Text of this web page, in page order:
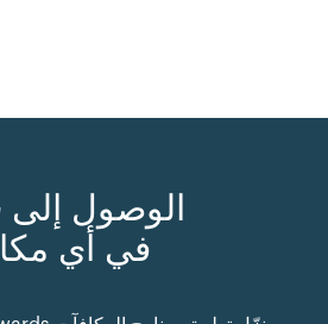
الوصول إلى IHG
في أي